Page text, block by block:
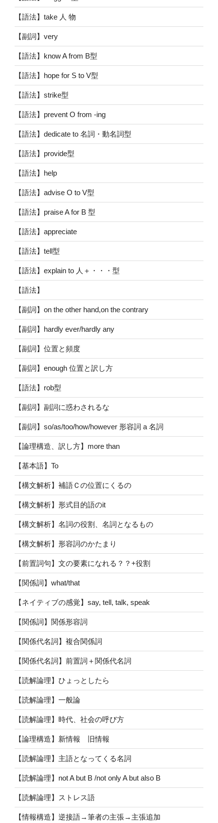
【語法】take 人 物
【副詞】very
【語法】know A from B型
【語法】hope for S to V型
【語法】strike型
【語法】prevent O from -ing
【語法】dedicate to 名詞・動名詞型
【語法】provide型
【語法】help
【語法】advise O to V型
【語法】praise A for B 型
【語法】appreciate
【語法】tell型
【語法】explain to 人＋・・・型
【語法】
【副詞】on the other hand,on the contrary
【副詞】hardly ever/hardly any
【副詞】位置と頻度
【副詞】enough 位置と訳し方
【語法】rob型
【副詞】副詞に惑わされるな
【副詞】so/as/too/how/however 形容詞 a 名詞
【論理構造、訳し方】more than
【基本語】To
【構文解析】補語Ｃの位置にくるの
【構文解析】形式目的語のit
【構文解析】名詞の役割、名詞となるもの
【構文解析】形容詞のかたまり
【前置詞句】文の要素になれる？？+役割
【関係詞】what/that
【ネイティブの感覚】say, tell, talk, speak
【関係詞】関係形容詞
【関係代名詞】複合関係詞
【関係代名詞】前置詞＋関係代名詞
【読解論理】ひょっとしたら
【読解論理】一般論
【読解論理】時代、社会の呼び方
【論理構造】新情報 旧情報
【読解論理】主語となってくる名詞
【読解論理】not A but B /not only A but also B
【読解論理】ストレス語
【情報構造】逆接語→筆者の主張→主張追加